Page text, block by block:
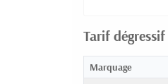
Tarif dégressif
Marquage